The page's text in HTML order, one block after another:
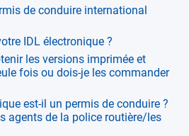
de conduire international
IDL électronique ?
les versions imprimée et
fois ou dois-je les commander
est-il un permis de conduire ?
agents de la police routière/les